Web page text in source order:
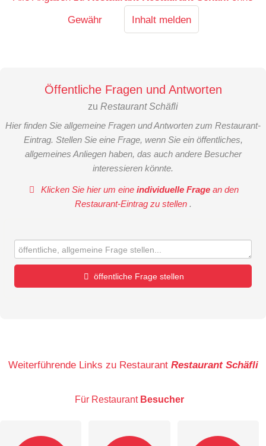
Gewähr
Inhalt melden
Öffentliche Fragen und Antworten
zu Restaurant Schäfli
Hier finden Sie allgemeine Fragen und Antworten zum Restaurant-
Eintrag. Stellen Sie eine Frage, wenn Sie ein öffentliches,
allgemeines Anliegen haben, das auch andere Besucher
interessieren könnte.
Klicken Sie hier um eineindividuelle Frage an den
Restaurant-Eintrag zu stellen .
öffentliche Frage stellen
E-Mail-Adresse (wird nicht veröffentlicht)
Weiterführende Links zu Restaurant Restaurant Schäfli
Für Restaurant Besucher